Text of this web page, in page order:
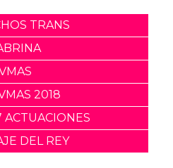
TRANS
2018
ACTUACIONES
DEL REY